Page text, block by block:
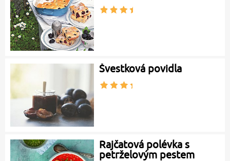
Švestková povidla
Rajčatová polévka s
petrželovým pestem